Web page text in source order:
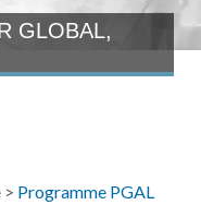
GLOBAL,
> Programme PGAL